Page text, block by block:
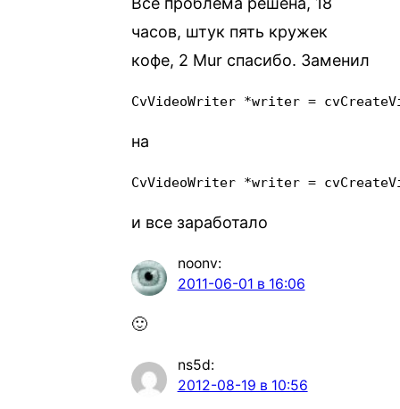
часов, штук пять кружек
кофе, 2 Mur спасибо. Заменил
CvVideoWriter *writer =
на
CvVideoWriter *writer =
и все заработало
noonv:
2011-06-01 в 16:06
🙂
ns5d:
2012-08-19 в 10:56